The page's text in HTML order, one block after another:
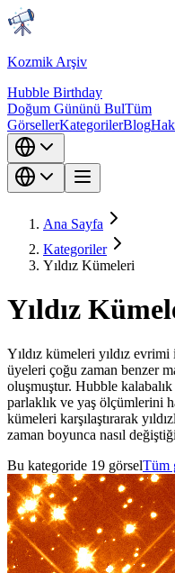
Kozmik Arşiv
Hubble Birthday
Doğum Gününü BulTüm
GörsellerKategorilerBlog
Ana Sayfa
Kategoriler
Yıldız Kümeleri
Yıldız
Yıldız kümeleri yıldız
üyeleri çoğu zaman benzer
oluşmuştur. Hubble
parlaklık ve yaş ölçümlerini
kümeleri karşılaştırarak
zaman boyunca nasıl
Bu kategoride 19 görselTüm